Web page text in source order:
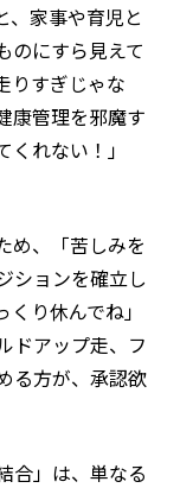
、家事や育児と
のにすら見えて
りすぎじゃな
康管理を邪魔す
れない！」
め、「苦しみを
ションを確立し
り休んでね」
ドアップ走、フ
る方が、承認欲
合」は、単なる